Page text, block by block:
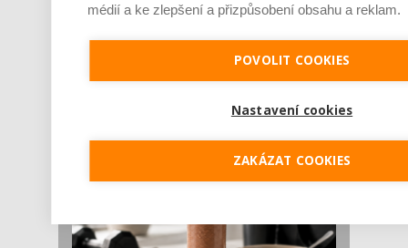
stravě ho mám dostatek. Znáte nejčastější
mýty o proteinu?
Pojem protein již nějakou dobu rezonuje
v oblasti zdraví, výživy i dlouhověkosti. Přesto...
médií a ke zlepšení a přizpůsobení obsahu a reklam.
POVOLIT COOKIES
Nastavení cookies
ZAKÁZAT COOKIES